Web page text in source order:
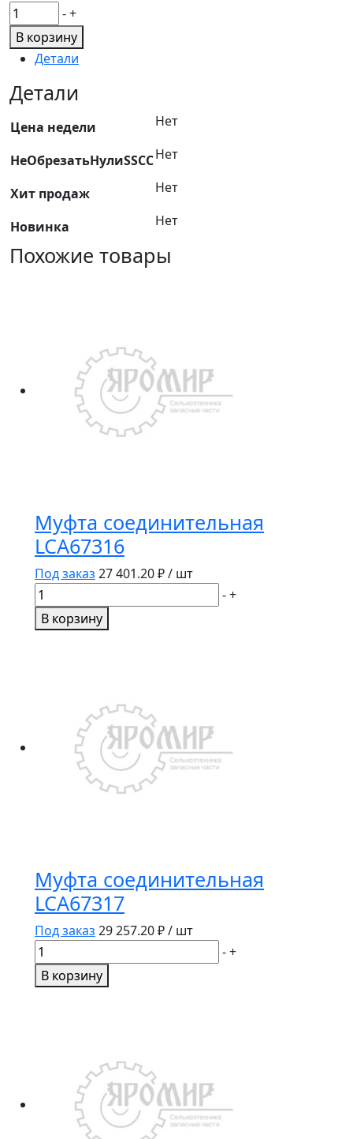
Количество
товара
Битер
отбойный
101.01.21.010
РСМ
-+
В корзину
Детали
Детали
Цена недели Нет
НеОбрезатьНулиSSCCНет
Хит продаж Нет
Новинка Нет
Похожие товары
Муфта соединительная
LCA67316
Под заказ 27 401.20₽ / шт
Количество
товара
Муфта
-+
В корзину
Муфта соединительная
LCA67317
Под заказ 29 257.20₽ / шт
Количество
товара
Муфта
-+
В корзину